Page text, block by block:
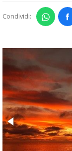
Condividi: